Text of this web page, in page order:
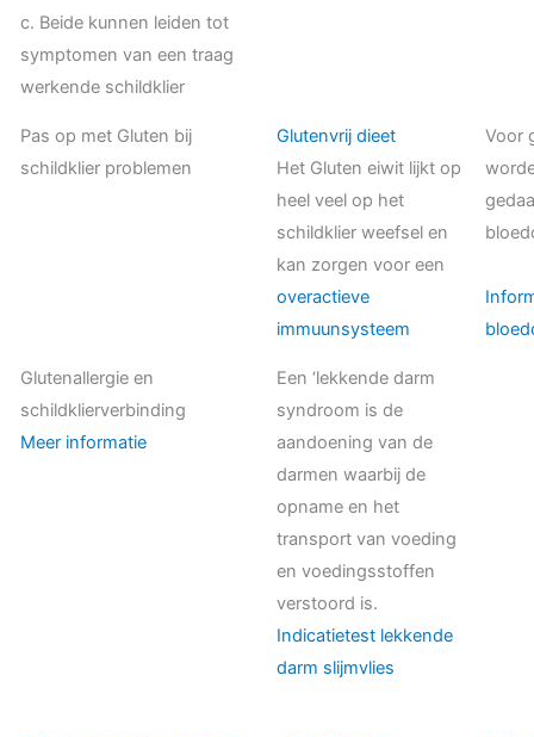
c. Beide kunnen leiden tot
symptomen van een traag
werkende schildklier
Pas op met Gluten bij
schildklier problemen
Glutenvrij dieet
Het Gluten eiwit lijkt op
heel veel op het
schildklier weefsel en
kan zorgen voor een
overactieve
immuunsysteem
Voor
Glutenallergie en
schildklierverbinding
Meer informatie
Een ‘lekkende darm
syndroom is de
aandoening van de
darmen waarbij de
opname en het
transport van voeding
en voedingsstoffen
verstoord is.
Indicatietest lekkende
darm slijmvlies